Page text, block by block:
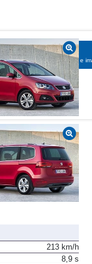
BUSCADOR
informaciones, fichas e
213 km/h
8,9 s